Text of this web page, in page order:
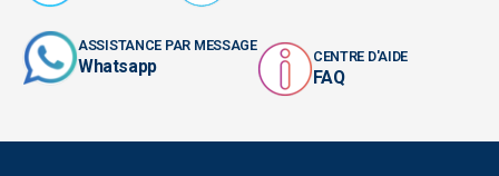
ASSISTANCE PAR MESSAGE
Whatsapp CENTRE D'AIDE
FAQ